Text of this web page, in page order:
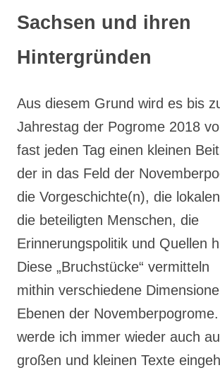
Sachsen und ihren
Hintergründen
Aus diesem Grund wird es bis
Jahrestag der Pogrome 2018
fast jeden Tag einen kleinen
der in das Feld der
die Vorgeschichte(n), die
die beteiligten Menschen, die
Erinnerungspolitik und Quellen
Diese „Bruchstücke“ vermitteln
mithin verschiedene
Ebenen der
werde ich immer wieder auch
großen und kleinen Texte